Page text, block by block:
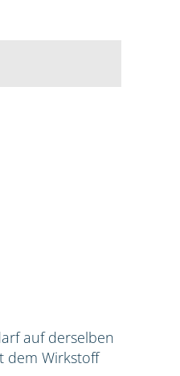
auf derselben
dem Wirkstoff